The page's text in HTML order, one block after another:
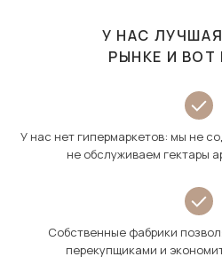
У НАС
РЫНКЕ И
У нас нет гипермаркетов: мы не
не обслуживаем гектары
Собственные фабрики
перекупщиками и